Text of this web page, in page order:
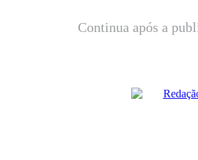
Continua após a